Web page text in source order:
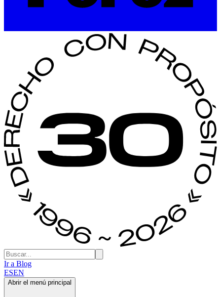
Ir a Blog
ESEN
Abrir el menú principal